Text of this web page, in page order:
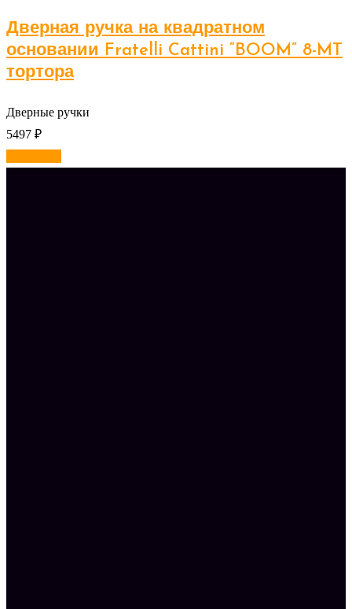
Дверная ручка на квадратном
основании Fratelli Cattini “BOOM” 8-MT
тортора
Дверные ручки
5497 ₽